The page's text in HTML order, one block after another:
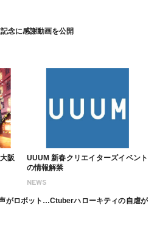
念に感謝動画を公開
阪
NEWS
UUUM 新春クリエイターズイベント
の情報解禁
がロボット…Ctuberハローキティの自虐が